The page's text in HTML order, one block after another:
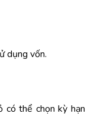
dụng vốn.
có thể chọn kỳ hạn